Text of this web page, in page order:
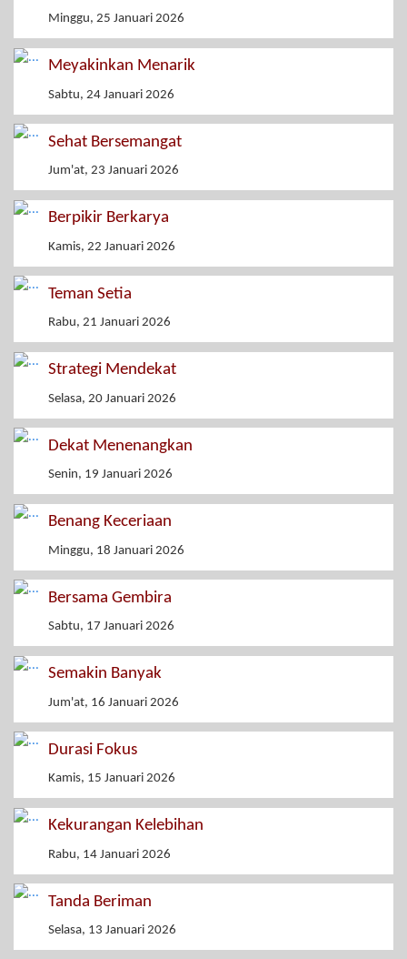
Minggu, 25 Januari 2026
Meyakinkan Menarik
Sabtu, 24 Januari 2026
Sehat Bersemangat
Jum'at, 23 Januari 2026
Berpikir Berkarya
Kamis, 22 Januari 2026
Teman Setia
Rabu, 21 Januari 2026
Strategi Mendekat
Selasa, 20 Januari 2026
Dekat Menenangkan
Senin, 19 Januari 2026
Benang Keceriaan
Minggu, 18 Januari 2026
Bersama Gembira
Sabtu, 17 Januari 2026
Semakin Banyak
Jum'at, 16 Januari 2026
Durasi Fokus
Kamis, 15 Januari 2026
Kekurangan Kelebihan
Rabu, 14 Januari 2026
Tanda Beriman
Selasa, 13 Januari 2026